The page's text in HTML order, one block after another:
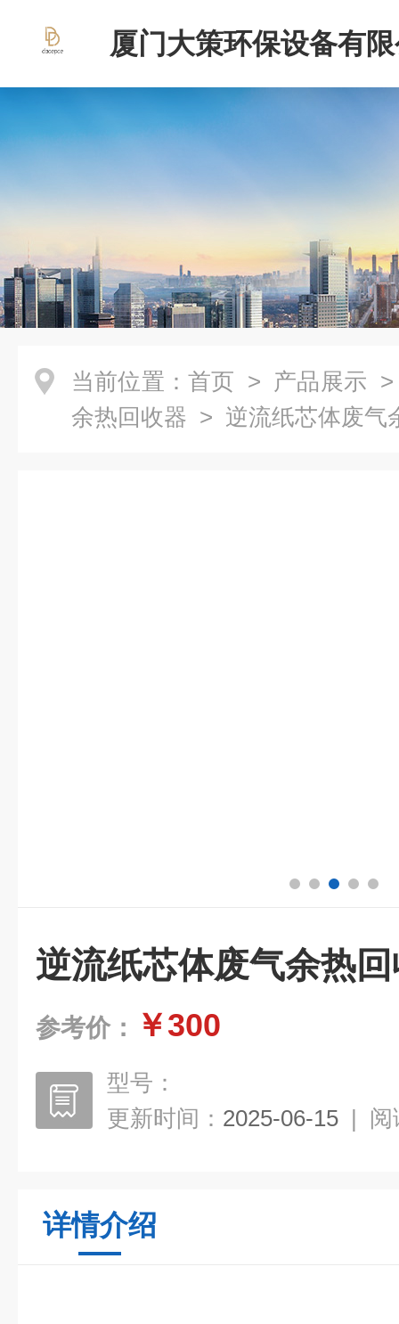
厦门大策环保设备有
当前位置： 首页 > 产品展示
余热回收器 > 逆流纸芯体废气
逆流纸芯体废气余热
参考价： ￥300
型号：
更新时间： 2025-06-15 | 阅
详情介绍